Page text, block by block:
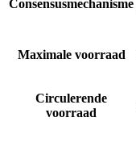
Consensusmechanisme
Maximale voorraad
Circulerende
voorraad